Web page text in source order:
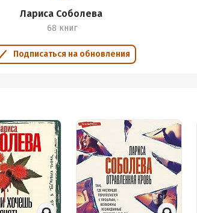
Лариса Соболева
68 книг
Подписаться на обновления